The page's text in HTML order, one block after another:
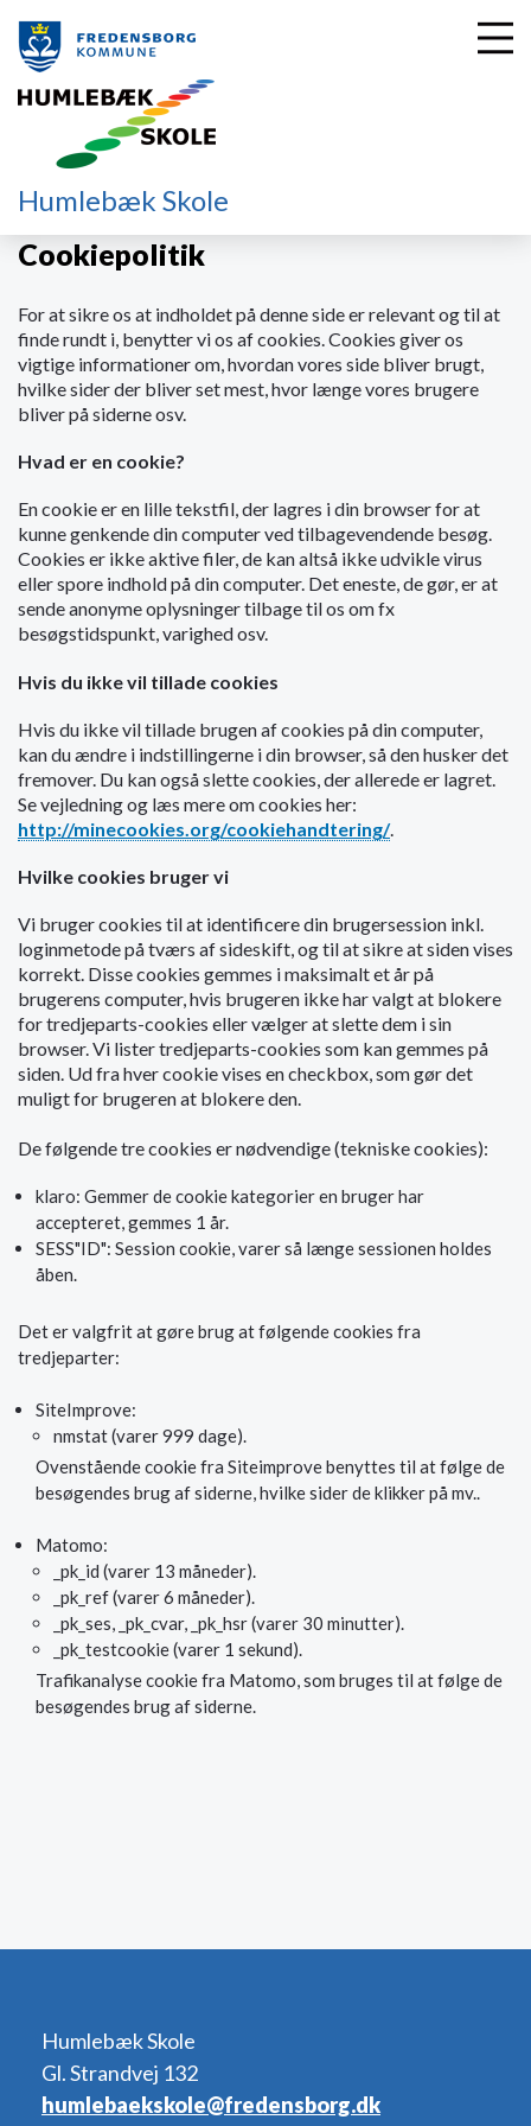
t
Humlebæk Skole
Cookiepolitik
For at sikre os at indholdet på denne side er relevant og til at
finde rundt i, benytter vi os af cookies. Cookies giver os
vigtige informationer om, hvordan vores side bliver brugt,
hvilke sider der bliver set mest, hvor længe vores brugere
bliver på siderne osv.
Hvad er en cookie?
En cookie er en lille tekstfil, der lagres i din browser for at
kunne genkende din computer ved tilbagevendende besøg.
Cookies er ikke aktive filer, de kan altså ikke udvikle virus
eller spore indhold på din computer. Det eneste, de gør, er at
sende anonyme oplysninger tilbage til os om fx
besøgstidspunkt, varighed osv.
Hvis du ikke vil tillade cookies
Hvis du ikke vil tillade brugen af cookies på din computer,
kan du ændre i indstillingerne i din browser, så den husker det
fremover. Du kan også slette cookies, der allerede er lagret.
Se vejledning og læs mere om cookies her:
http://minecookies.org/cookiehandtering/.
Hvilke cookies bruger vi
Vi bruger cookies til at identificere din brugersession inkl.
loginmetode på tværs af sideskift, og til at sikre at siden vises
korrekt. Disse cookies gemmes i maksimalt et år på
brugerens computer, hvis brugeren ikke har valgt at blokere
for tredjeparts-cookies eller vælger at slette dem i sin
browser. Vi lister tredjeparts-cookies som kan gemmes på
siden. Ud fra hver cookie vises en checkbox, som gør det
muligt for brugeren at blokere den.
De følgende tre cookies er nødvendige (tekniske cookies):
klaro: Gemmer de cookie kategorier en bruger har
accepteret, gemmes 1 år.
SESS"ID": Session cookie, varer så længe sessionen holdes
åben.
Det er valgfrit at gøre brug at følgende cookies fra
tredjeparter:
SiteImprove:
nmstat (varer 999 dage).
Ovenstående cookie fra Siteimprove benyttes til at følge de
besøgendes brug af siderne, hvilke sider de klikker på mv..
Matomo:
_pk_id (varer 13 måneder).
_pk_ref (varer 6 måneder).
_pk_ses, _pk_cvar, _pk_hsr (varer 30 minutter).
_pk_testcookie (varer 1 sekund).
Trafikanalyse cookie fra Matomo, som bruges til at følge de
besøgendes brug af siderne.
Humlebæk Skole
Gl. Strandvej 132
humlebaekskole@fredensborg.dk